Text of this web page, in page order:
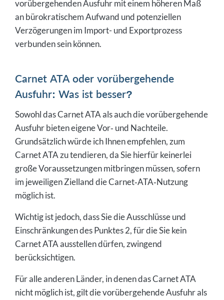
vorübergehenden Ausfuhr mit einem höheren Maß
an bürokratischem Aufwand und potenziellen
Verzögerungen im Import- und Exportprozess
verbunden sein können.
Carnet ATA oder vorübergehende
Ausfuhr: Was ist besser?
Sowohl das Carnet ATA als auch die vorübergehende
Ausfuhr bieten eigene Vor‑ und Nachteile.
Grundsätzlich würde ich Ihnen empfehlen, zum
Carnet ATA zu tendieren, da Sie hierfür keinerlei
große Voraussetzungen mitbringen müssen, sofern
im jeweiligen Zielland die Carnet‑ATA‑Nutzung
möglich ist.
Wichtig ist jedoch, dass Sie die Ausschlüsse und
Einschränkungen des Punktes 2, für die Sie kein
Carnet ATA ausstellen dürfen, zwingend
berücksichtigen.
Für alle anderen Länder, in denen das Carnet ATA
nicht möglich ist, gilt die vorübergehende Ausfuhr als